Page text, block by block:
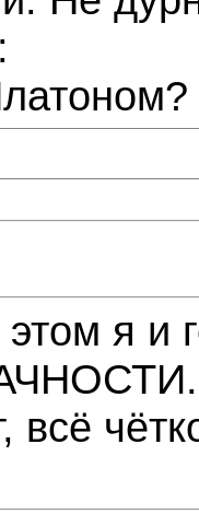
я и
всё